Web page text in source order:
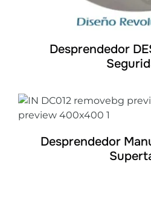
Desprendedor
Desprendedor